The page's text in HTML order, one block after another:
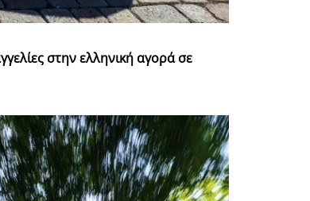
στην ελληνική αγορά σε